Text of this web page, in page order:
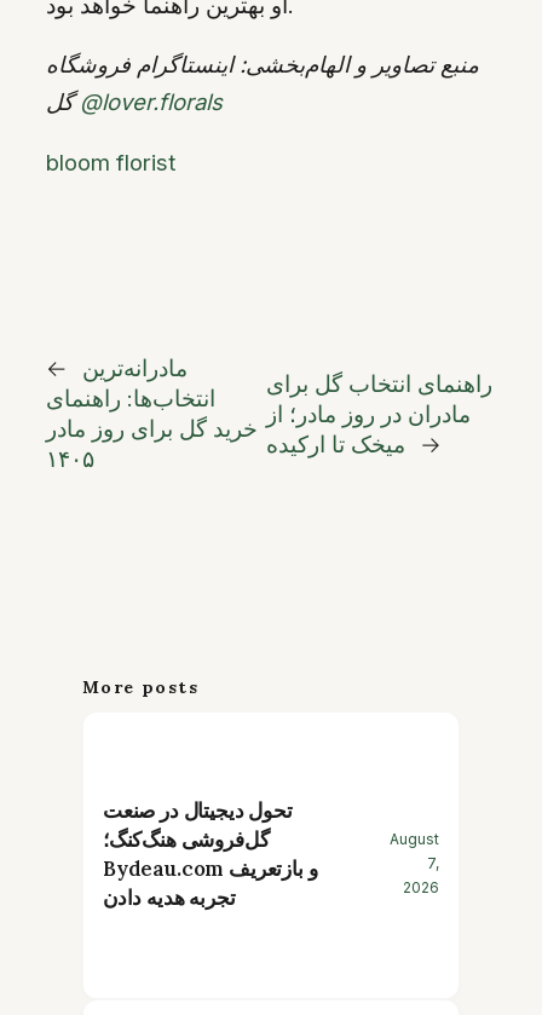
منبع تصاویر و الهام‌بخشی: اینستاگرام فروشگاه
گل@lover.florals
bloom florist
←
مادرانه‌ترین
انتخاب‌ها: راهنمای
خرید گل برای روز مادر
۱۴۰۵
راهنمای انتخاب گل برای
مادران در روز مادر؛ از
میخک تا ارکیده
→
More posts
تحول دیجیتال در صنعت
گل‌فروشی هنگ‌کنگ؛
Bydeau.com و بازتعریف
تجربه هدیه دادن
August
7,
2026